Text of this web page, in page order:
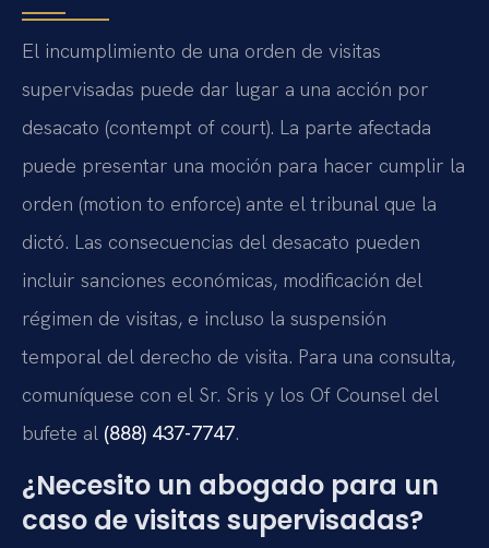
El incumplimiento de una orden de visitas
supervisadas puede dar lugar a una acción por
desacato (contempt of court). La parte afectada
puede presentar una moción para hacer cumplir la
orden (motion to enforce) ante el tribunal que la
dictó. Las consecuencias del desacato pueden
incluir sanciones económicas, modificación del
régimen de visitas, e incluso la suspensión
temporal del derecho de visita. Para una consulta,
comuníquese con el Sr. Sris y los Of Counsel del
bufete al (888) 437-7747.
¿Necesito un abogado para un
caso de visitas supervisadas?